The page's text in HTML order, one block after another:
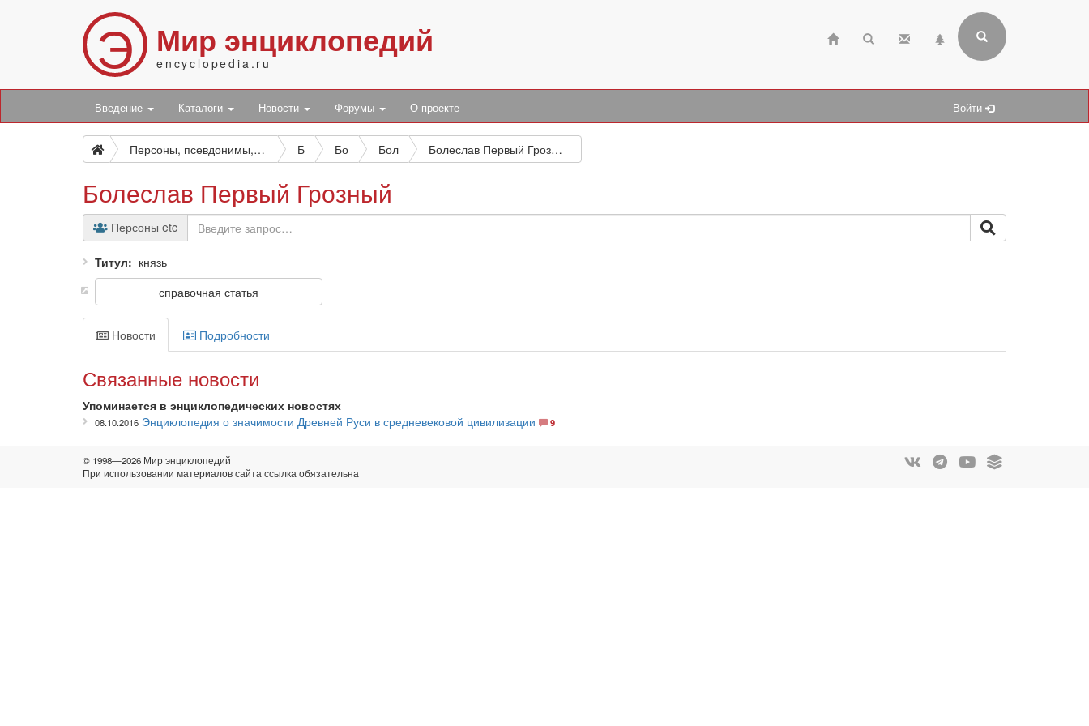
Э Мир энциклопедий
encyclopedia.ru
Введение Каталоги Новости Форумы О проекте Войти
Персоны, псевдонимы, персонажи и боты Б Бо Бол Болеслав Первый Грозный
Болеслав Первый Грозный
Персоны etc
Титул
князь
справочная статья
Новости Подробности
Связанные новости
Упоминается в энциклопедических новостях
08.10.2016 Энциклопедия о значимости Древней Руси в средневековой цивилизации 9
© 1998—2026 Мир энциклопедий
При использовании материалов сайта ссылка обязательна